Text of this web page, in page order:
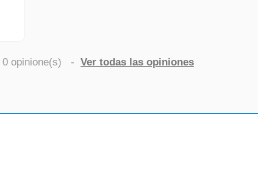
0 opinione(s) - Ver todas las opiniones